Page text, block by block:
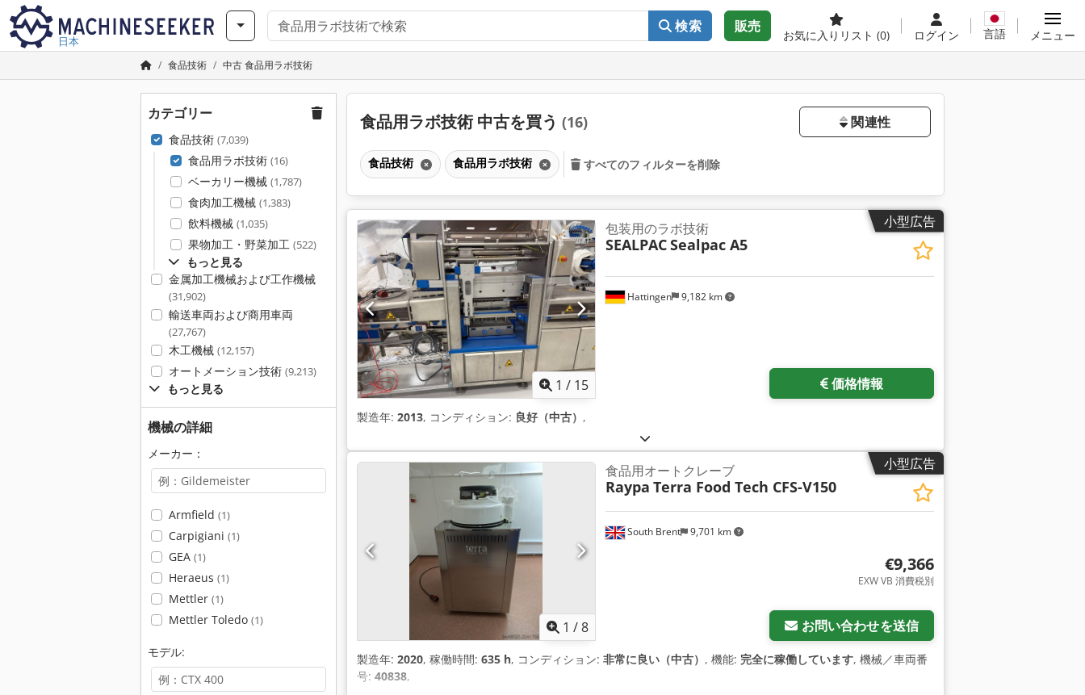
日本
検索 販売
お気に入りリスト (0) ログイン 言語 メニュー
食品技術 中古 食品用ラボ技術
カテゴリー
食品技術 (7,039)
食品用ラボ技術 (16)
ベーカリー機械 (1,787)
食肉加工機械 (1,383)
飲料機械 (1,035)
果物加工・野菜加工 (522)
もっと見る
金属加工機械および工作機械
(31,902)
輸送車両および商用車両
(27,767)
木工機械 (12,157)
オートメーション技術 (9,213)
もっと見る
機械の詳細
メーカー：
Armfield (1)
Carpigiani (1)
GEA (1)
Heraeus (1)
Mettler (1)
Mettler Toledo (1)
モデル:
食品用ラボ技術 中古を買う (16) 関連性
食品技術 食品用ラボ技術 すべてのフィルターを削除
小型広告
1 / 15
Hattingen 9,182 km
包装用のラボ技術
SEALPACSealpac A5
価格情報
製造年: 2013, コンディション: 良好（中古） ,
小型広告
1 /8
South Brent 9,701 km
食品用オートクレーブ
Raypa Terra Food Tech CFS-V150
€9,366
EXW VB 消費税別
お問い合わせを送信
製造年: 2020, 稼働時間: 635 h, コンディション: 非常に良い（中古） , 機能: 完全に稼働しています, 機械／車両番
号: 40838,